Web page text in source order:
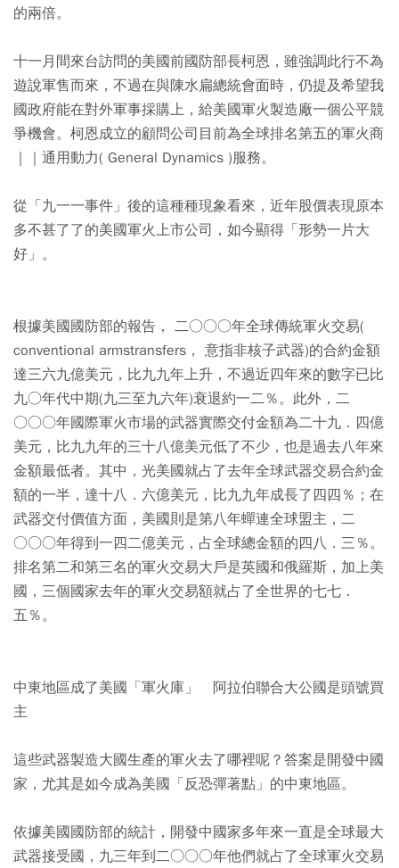
的兩倍。
十一月間來台訪問的美國前國防部長柯恩，雖強調此行不為
遊說軍售而來，不過在與陳水扁總統會面時，仍提及希望我
國政府能在對外軍事採購上，給美國軍火製造廠一個公平競
爭機會。柯恩成立的顧問公司目前為全球排名第五的軍火商
｜｜通用動力( General Dynamics )服務。
從「九一一事件」後的這種種現象看來，近年股價表現原本
多不甚了了的美國軍火上市公司，如今顯得「形勢一片大
好」。
根據美國國防部的報告， 二○○○年全球傳統軍火交易(
conventional armstransfers， 意指非核子武器)的合約金額
達三六九億美元，比九九年上升，不過近四年來的數字已比
九○年代中期(九三至九六年)衰退約一二％。此外，二
○○○年國際軍火市場的武器實際交付金額為二十九．四億
美元，比九九年的三十八億美元低了不少，也是過去八年來
金額最低者。其中，光美國就占了去年全球武器交易合約金
額的一半，達十八．六億美元，比九九年成長了四四％；在
武器交付價值方面，美國則是第八年蟬連全球盟主，二
○○○年得到一四二億美元，占全球總金額的四八．三％。
排名第二和第三名的軍火交易大戶是英國和俄羅斯，加上美
國，三個國家去年的軍火交易額就占了全世界的七七．
五％。
中東地區成了美國「軍火庫」 阿拉伯聯合大公國是頭號買
主
這些武器製造大國生產的軍火去了哪裡呢？答案是開發中國
家，尤其是如今成為美國「反恐彈著點」的中東地區。
依據美國國防部的統計，開發中國家多年來一直是全球最大
武器接受國，九三年到二○○○年他們就占了全球軍火交易